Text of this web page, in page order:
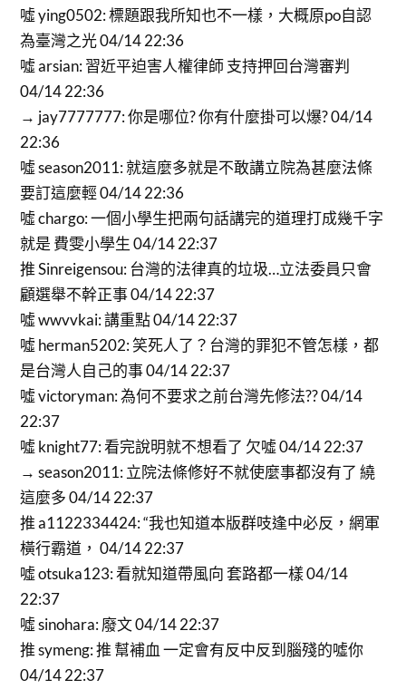
噓 ying0502: 標題跟我所知也不一樣，大概原po自認
為臺灣之光 04/14 22:36
噓 arsian: 習近平迫害人權律師 支持押回台灣審判
04/14 22:36
→ jay7777777: 你是哪位? 你有什麼掛可以爆? 04/14
22:36
噓 season2011: 就這麼多就是不敢講立院為甚麼法條
要訂這麼輕 04/14 22:36
噓 chargo: 一個小學生把兩句話講完的道理打成幾千字
就是 費雯小學生 04/14 22:37
推 Sinreigensou: 台灣的法律真的垃圾…立法委員只會
顧選舉不幹正事 04/14 22:37
噓 wwvvkai: 講重點 04/14 22:37
噓 herman5202: 笑死人了？台灣的罪犯不管怎樣，都
是台灣人自己的事 04/14 22:37
噓 victoryman: 為何不要求之前台灣先修法?? 04/14
22:37
噓 knight77: 看完說明就不想看了 欠噓 04/14 22:37
→ season2011: 立院法條修好不就使麼事都沒有了 繞
這麼多 04/14 22:37
推 a1122334424: “我也知道本版群吱逢中必反，網軍
橫行霸道， 04/14 22:37
噓 otsuka123: 看就知道帶風向 套路都一樣 04/14
22:37
噓 sinohara: 廢文 04/14 22:37
推 symeng: 推 幫補血 一定會有反中反到腦殘的噓你
04/14 22:37